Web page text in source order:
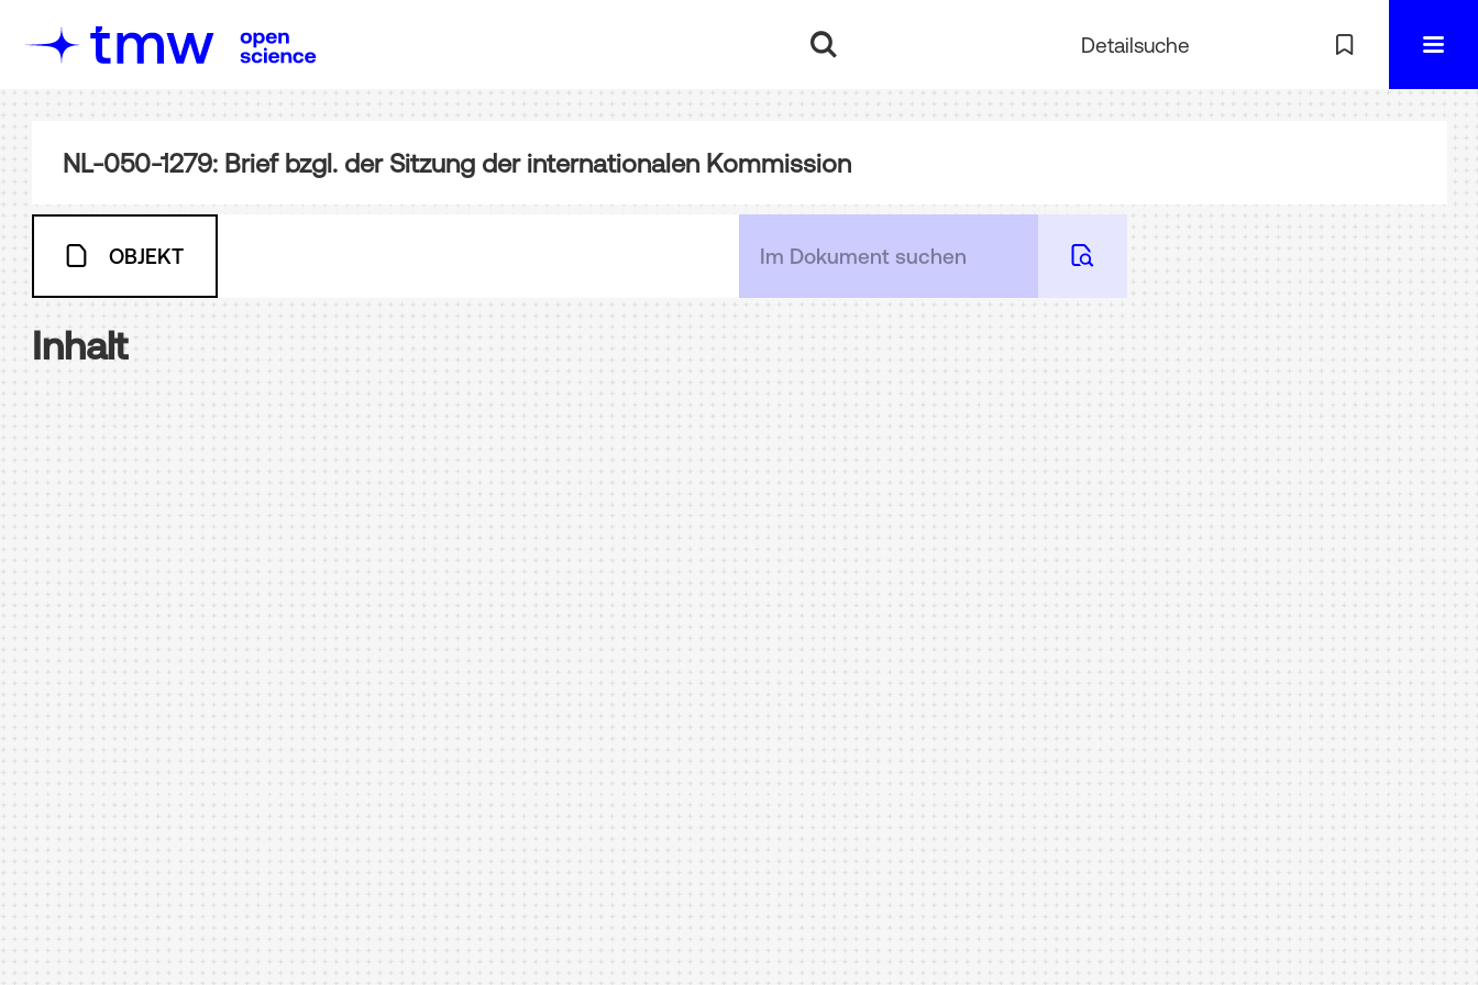
Detailsuche
NL-050-1279: Brief bzgl. der Sitzung der internationalen Kommission
OBJEKT
Inhalt